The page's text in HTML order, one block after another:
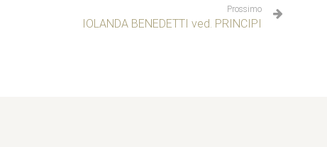
Prossimo
IOLANDA BENEDETTI ved. PRINCIPI